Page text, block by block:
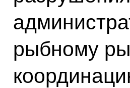
рыбному